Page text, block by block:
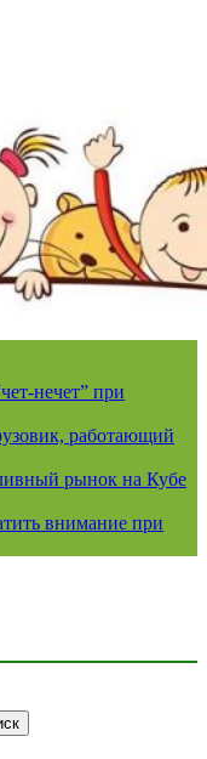
нечет” при
работающий
рынок на Кубе
внимание при